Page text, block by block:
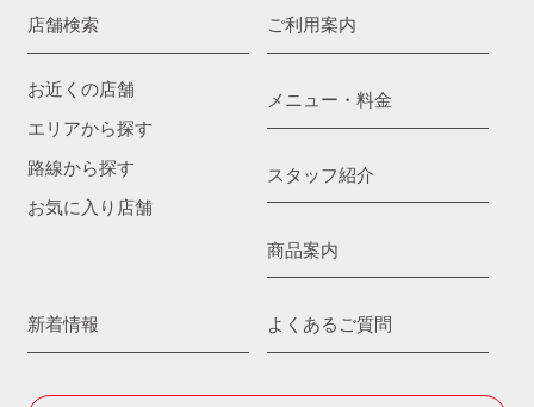
店舗検索
お近くの店舗
エリアから探す
路線から探す
お気に入り店舗
ご利用案内
メニュー・料金
スタッフ紹介
商品案内
新着情報 よくあるご質問